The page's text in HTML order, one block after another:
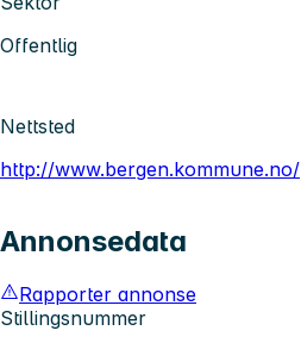
Offentlig
Nettsted
http://www.bergen.kommune.no/
Annonsedata
Rapporter annonse
Stillingsnummer